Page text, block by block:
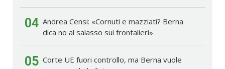
04 Andrea Censi: «Cornuti e mazziati? Berna
dica no al salasso sui frontalieri»
05 Corte UE fuori controllo, ma Berna vuole